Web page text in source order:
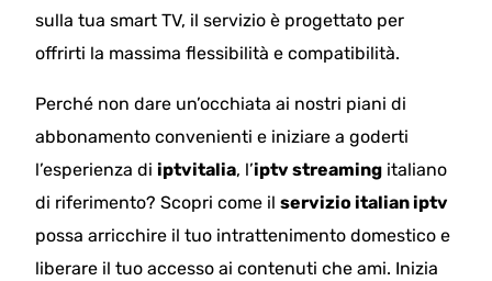
sulla tua smart TV, il servizio è progettato per
offrirti la massima flessibilità e compatibilità.
Perché non dare un’occhiata ai nostri piani di
abbonamento convenienti e iniziare a goderti
l’esperienza di iptvitalia, l’iptv streaming italiano
di riferimento? Scopri come ilservizio italian iptv
possa arricchire il tuo intrattenimento domestico e
liberare il tuo accesso ai contenuti che ami. Inizia